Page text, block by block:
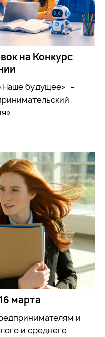
на Конкурс
будущее» –
марта
и
и среднего